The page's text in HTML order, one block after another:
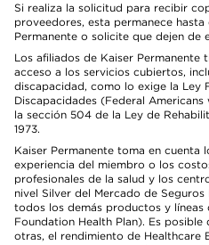
Si realiza la solicitud para recibir
proveedores, esta permanece
Permanente o solicite que dejen de
Los afiliados de Kaiser Permanente
acceso a los servicios cubiertos,
discapacidad, como lo exige la Ley
Discapacidades (Federal
la sección 504 de la Ley de
1973.
Kaiser Permanente toma en cuenta
experiencia del miembro o los
profesionales de la salud y los
nivel Silver del Mercado de
todos los demás productos y líneas
Foundation Health Plan). Es posible
otras, el rendimiento de Healthcare